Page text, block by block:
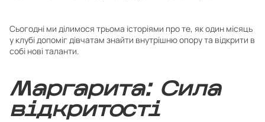
Сьогодні ми ділимося трьома історіями про те, як один місяць
у клубі допоміг дівчатам знайти внутрішню опору та відкрити в
собі нові таланти.
Маргарита: Сила
відкритості